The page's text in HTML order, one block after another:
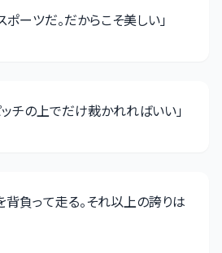
ーツだ。だからこそ美しい」
ッチの上でだけ裁かれればいい」
負って走る。それ以上の誇りは